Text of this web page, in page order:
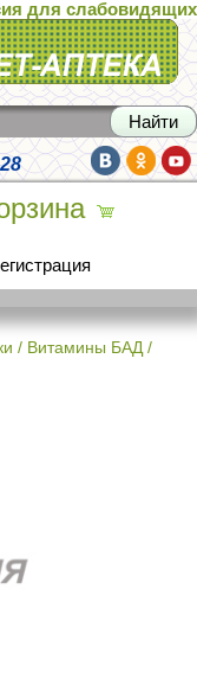
для слабовидящих
/ Витамины БАД /